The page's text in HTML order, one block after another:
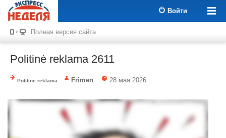
Войти
Полная версия сайта
Politinė reklama 2611
Politinė reklama Frimen 28 мая 2026